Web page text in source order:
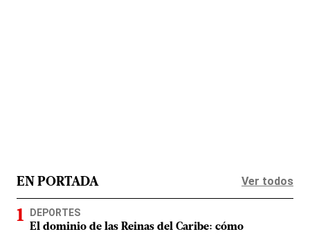
EN PORTADA Ver todos
DEPORTES
El dominio de las Reinas del Caribe: cómo